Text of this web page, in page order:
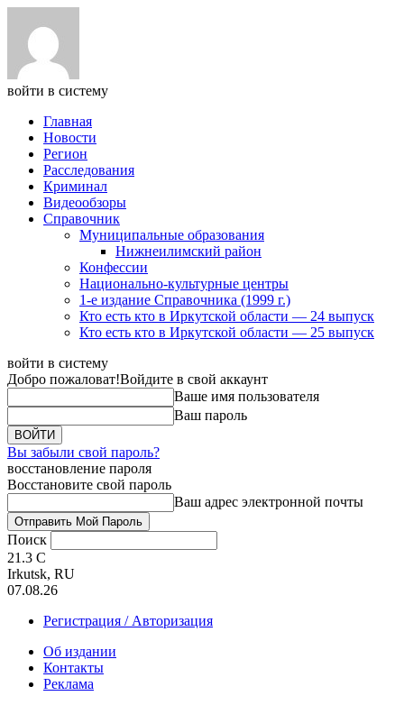
войти в систему
Главная
Новости
Регион
Расследования
Криминал
Видеообзоры
Справочник
Муниципальные образования
Нижнеилимский район
Конфессии
Национально-культурные центры
1-е издание Справочника (1999 г.)
Кто есть кто в Иркутской области — 24 выпуск
Кто есть кто в Иркутской области — 25 выпуск
войти в систему
Добро пожаловат!Войдите в свой аккаунт
Ваше имя пользователя
Ваш пароль
Вы забыли свой пароль?
восстановление пароля
Восстановите свой пароль
Ваш адрес электронной почты
Поиск
21.3 C
Irkutsk, RU
07.08.26
Регистрация / Авторизация
Об издании
Контакты
Реклама